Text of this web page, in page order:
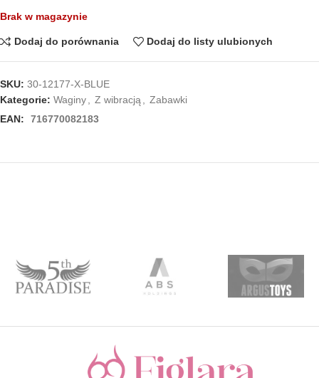
Brak w magazynie
Dodaj do porównania Dodaj do listy ulubionych
SKU: 30-12177-X-BLUE
Kategorie: Waginy Z wibracją
Zabawki
EAN:
716770082183